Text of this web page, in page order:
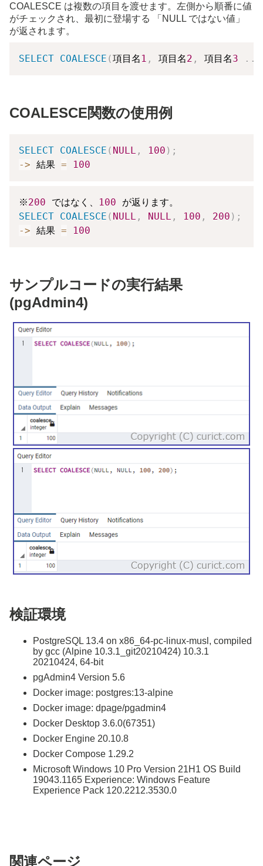
COALESCE は複数の項目を渡せます。左側から順番に値
がチェックされ、最初に登場する 「NULL ではない値」
が返されます。
SELECT COALESCE (項目名 1 , 項目名2 , 項目名3 . .
COALESCE関数の使用例
SELECT COALESCE ( NULL , 100 ) ;
-> 結果 = 100
※200 ではなく、 100
SELECT COALESCE ( NULL , NULL , 100 , 200 ) ;
-> 結果 = 100
サンプルコードの実行結果
(pgAdmin4)
検証環境
PostgreSQL 13.4 on x86_64-pc-linux-musl, compiled
by gcc (Alpine 10.3.1_git20210424) 10.3.1
20210424, 64-bit
pgAdmin4 Version 5.6
Docker image: postgres:13-alpine
Docker image: dpage/pgadmin4
Docker Desktop 3.6.0(67351)
Docker Engine 20.10.8
Docker Compose 1.29.2
Microsoft Windows 10 Pro Version 21H1 OS Build
19043.1165 Experience: Windows Feature
Experience Pack 120.2212.3530.0
関連ページ